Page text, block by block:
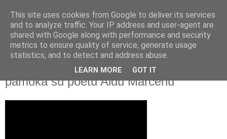
2020 m. lapkričio 9 d., pirmadienis
Lietuvos rašytojų sąjunga. Literatūros
pamoka su poetu Aidu Marčėnu
This site uses cookies from Google to deliver its services
and to analyze traffic. Your IP address and user-agent are
shared with Google along with performance and security
metrics to ensure quality of service, generate usage
statistics, and to detect and address abuse.
LEARN MORE GOT IT